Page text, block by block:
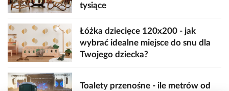
tysiące
Łóżka dziecięce 120x200 - jak
wybrać idealne miejsce do snu dla
Twojego dziecka?
Toalety przenośne - ile metrów od